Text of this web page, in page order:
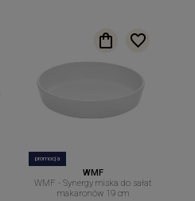
promocja
WMF
WMF - Synergy miska do sałat
makaronów 19 cm